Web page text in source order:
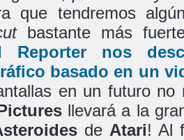
que tendremos
bastante más
Reporter nos
basado en un
en un futuro
llevará a la
de Atari! Al